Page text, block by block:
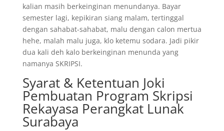
kalian masih berkeinginan menundanya. Bayar
semester lagi, kepikiran siang malam, tertinggal
dengan sahabat-sahabat, malu dengan calon mertua
hehe, malah malu juga, klo ketemu sodara. Jadi pikir
dua kali deh kalo berkeinginan menunda yang
namanya SKRIPSI.
Syarat & Ketentuan Joki
Pembuatan Program Skripsi
Rekayasa Perangkat Lunak
Surabaya